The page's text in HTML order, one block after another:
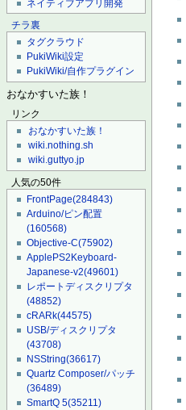
ネイティブアプリ開発
チラ裏
タグクラウド
PukiWiki設定
PukiWiki/自作プラグイン
おなかすいた族！
リンク
おなかすいた族！
wiki.nothing.sh
wiki.guttyo.jp
人気の50件
FrontPage(284843)
Arduino/ピン配置
(160568)
Objective-C(75902)
ApplePS2Keyboard-
Japanese-v2(49601)
レポートディスクリプタ
(48852)
cRARk(44575)
USB/ディスクリプタ
(43708)
NSString(36617)
Quartz Composer/パッチ
(36489)
SmartQ 5(35211)